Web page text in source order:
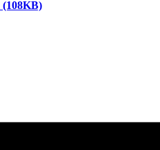
(108KB)